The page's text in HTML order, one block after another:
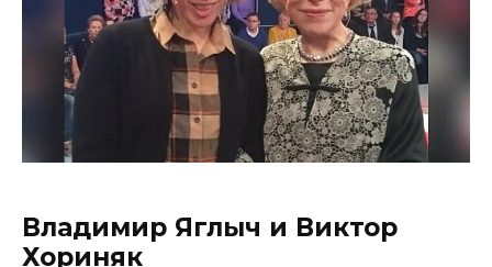
Владимир Яглыч и Виктор
Хориняк